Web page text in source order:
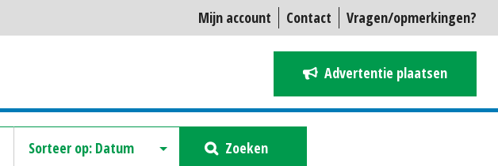
Mijn account Contact Vragen/opmerkingen?
Advertentie plaatsen
Zoeken